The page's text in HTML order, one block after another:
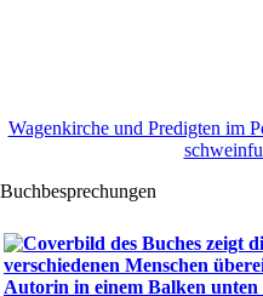
Wagenkirche und Predigten im
Buchbesprechungen